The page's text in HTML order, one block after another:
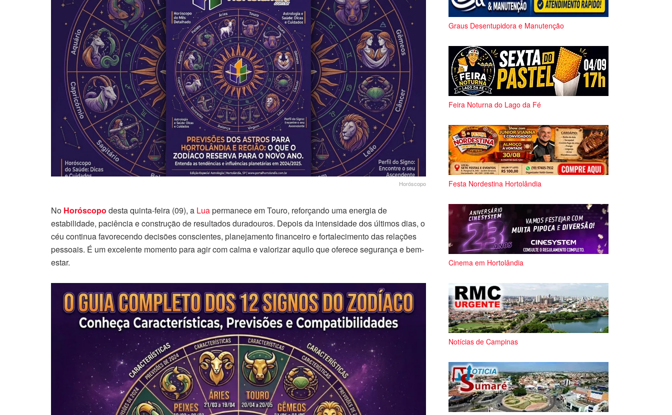
Horóscopo
No Horóscopo desta quinta-feira (09), a Luapermanece em Touro, reforçando uma energia de
estabilidade, paciência e construção de resultados duradouros. Depois da intensidade dos últimos dias, o
céu continua favorecendo decisões conscientes, planejamento financeiro e fortalecimento das relações
pessoais. É um excelente momento para agir com calma e valorizar aquilo que oferece segurança e bem-
estar.
Graus Desentupidora e Manutenção
Feira Noturna do Lago da Fé
Festa Nordestina Hortolândia
Cinema em Hortolândia
Notícias de Campinas